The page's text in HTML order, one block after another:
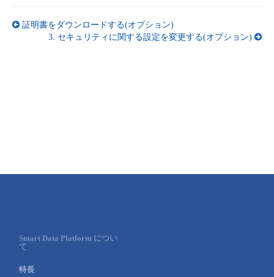
- vUTM2
証明書をダウンロードする(オプション)
3. セキュリティに関する設定を変更する(オプション)
Smart Data Platform につい
て
特長